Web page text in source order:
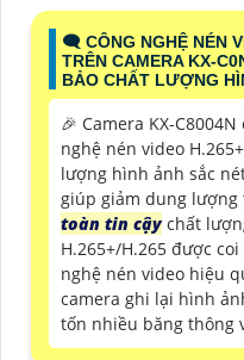
🗨️ CÔNG NGHỆ NÉN
TRÊN CAMERA KX-
BẢO CHẤT LƯỢNG
️🎉 Camera KX-
nghệ nén video
lượng hình ảnh sắc
giúp giảm dung lượng
toàn tin cậychất
H.265+/H.265 được
nghệ nén video hiệu
camera ghi lại hình
tốn nhiều băng thông